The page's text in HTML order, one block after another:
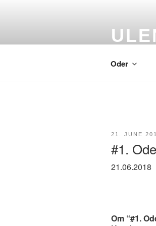
Oder
POSTED
21. JUNE
#1.
21.06.2018
Om “#1.